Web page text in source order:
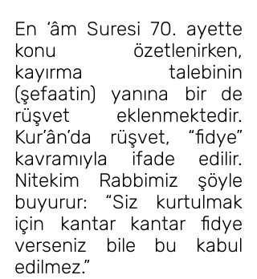
En ‘âm Suresi 70. ayette
konu özetlenirken,
kayırma talebinin
(şefaatin) yanına bir de
rüşvet eklenmektedir.
Kur’ân’da rüşvet, “fidye”
kavramıyla ifade edilir.
Nitekim Rabbimiz şöyle
buyurur: “Siz kurtulmak
için kantar kantar fidye
verseniz bile bu kabul
edilmez.”